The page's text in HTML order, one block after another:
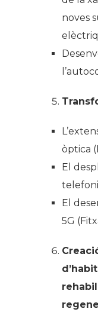
noves
òptica
El
El
5G